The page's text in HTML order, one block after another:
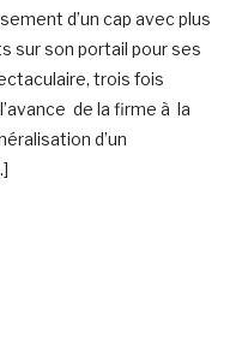
d’un cap avec plus
sur son portail pour ses
trois fois
de la firme à la
d’un